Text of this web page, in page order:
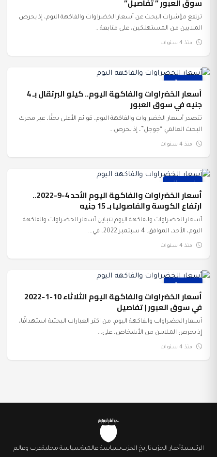
سوق العبور ” تفاصيل”
ترتفع مؤشرات البحث عن أسعار الخضراوات والفاكهة اليوم، إذ يحرص
الملايين من المستهلكين، على متابعة...
منذ 4 سنوات
أسعار الخضراوات والفاكهة اليوم.. كيلو البرتقال بـ 4
جنيه في سوق العبور
تتصدر أسعار الخضراوات والفاكهة اليوم، قوائم الأعلى بحثًا، عبر محرك
البحث العالمي “جوجل”، إذ يحرص...
منذ 4 سنوات
أسعار الخضراوات والفاكهة اليوم الأحد 4-9-2022..
ارتفاع الكوسة والفاصوليا بـ 15 جنيه
أسعار الخضراوات والفاكهة اليوم تتباين أسعار الخضراوات والفاكهة
اليوم، الأحد، الموافق، 4 سبتمبر 2022، في...
منذ 4 سنوات
أسعار الخضراوات والفاكهة اليوم الثلاثاء 10-1-2022
في سوق العبور | تفاصيل
أسعار الخضراوات والفاكهة اليوم، من اكثر العبارات البحثية استهدافًا،
إذ يحرص الملايين من الأشخاص، على...
منذ 4 سنوات
الرئيسيةأخبار الحزبتاريخ الحزبسياسة عالميةسياسة محليةعرب وعالم